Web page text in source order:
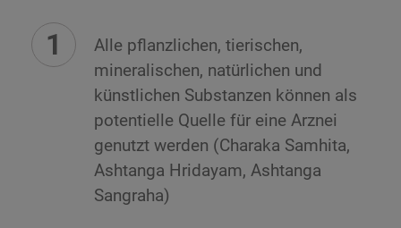
Alle pflanzlichen, tierischen,
mineralischen, natürlichen und
künstlichen Substanzen können als
potentielle Quelle für eine Arznei
genutzt werden (Charaka Samhita,
Ashtanga Hridayam, Ashtanga
Sangraha)